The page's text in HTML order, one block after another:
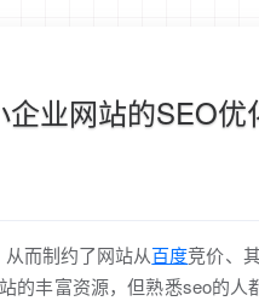
企业网站的SEO优
而制约了网站从百度竞价、
的丰富资源，但熟悉seo的